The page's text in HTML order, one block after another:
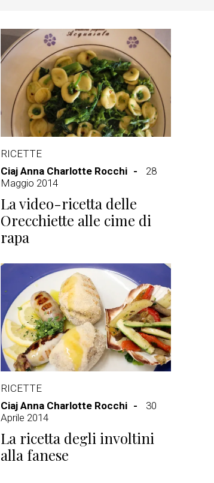
RICETTE
Ciaj Anna Charlotte Rocchi
28
Maggio 2014
La video-ricetta delle
Orecchiette alle cime di
rapa
RICETTE
Ciaj Anna Charlotte Rocchi
30
Aprile 2014
La ricetta degli involtini
alla fanese